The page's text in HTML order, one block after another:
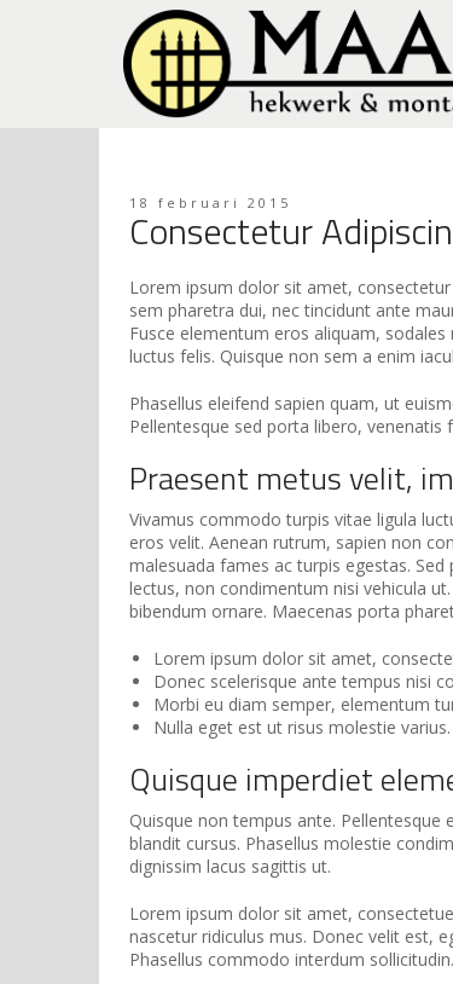
18 februari 2015
Consectetur
Lorem ipsum dolor sit amet,
sem pharetra dui, nec tincidunt ante
Fusce elementum eros aliquam,
luctus felis. Quisque non sem a enim
Phasellus eleifend sapien quam, ut
Pellentesque sed porta libero, venenatis
Praesent metus velit,
Vivamus commodo turpis vitae ligula
eros velit. Aenean rutrum, sapien non
malesuada fames ac turpis egestas.
lectus, non condimentum nisi vehicula
bibendum ornare. Maecenas porta
Lorem ipsum dolor sit amet,
Donec scelerisque ante tempus nisi
Morbi eu diam semper, elementum
Nulla eget est ut risus molestie varius.
Quisque imperdiet
Quisque non tempus ante.
blandit cursus. Phasellus molestie
dignissim lacus sagittis ut.
Lorem ipsum dolor sit amet,
nascetur ridiculus mus. Donec velit est,
Phasellus commodo interdum